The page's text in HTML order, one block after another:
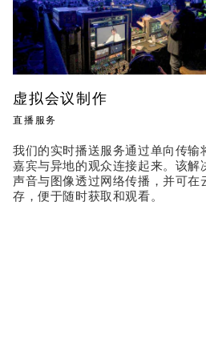
虚拟会议制作
直播服务
我们的实时播送服务通过单向传输
嘉宾与异地的观众连接起来。该解
声音与图像透过网络传播，并可在
存，便于随时获取和观看。